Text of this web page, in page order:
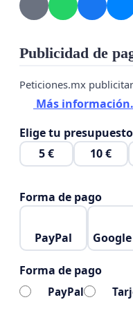
Información sobre el
Los datos recogidos
solo pueden ser
para no
anterioridad. Al
que los datos
Publicidad de
Peticiones.mx
Más
Elige tu presupuesto
5 €
10 €
Forma de pago
PayPal
Forma de pago
PayPal